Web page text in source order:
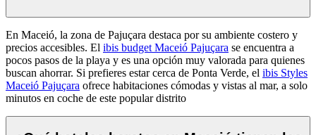
En Maceió, la zona de Pajuçara destaca por su ambiente costero y
precios accesibles. El ibis budget Maceió Pajuçara se encuentra a
pocos pasos de la playa y es una opción muy valorada para quienes
buscan ahorrar. Si prefieres estar cerca de Ponta Verde, el ibis Styles
Maceió Pajuçara ofrece habitaciones cómodas y vistas al mar, a solo
minutos en coche de este popular distrito